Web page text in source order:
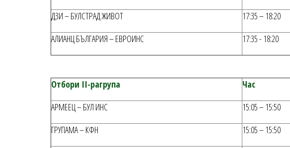
ДЗИ – БУЛСТРАД ЖИВОТ
17:35 – 18:20
АЛИАНЦ БЪЛГАРИЯ – ЕВРОИНС
17:35 - 18:20
Отбори II-рагрупа
Час
АРМЕЕЦ – БУЛ ИНС
15:05 – 15:50
ГРУПАМА – КФН
15:05 – 15:50